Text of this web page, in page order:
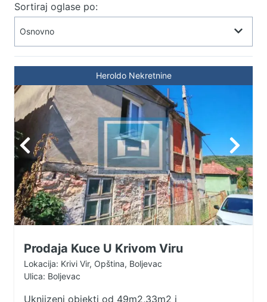
Sortiraj oglase po:
Heroldo Nekretnine
Prodaja Kuce U Krivom Viru
Lokacija: Krivi Vir, Opština, Boljevac
Ulica: Boljevac
Uknjizeni objekti od 49m2,33m2 i